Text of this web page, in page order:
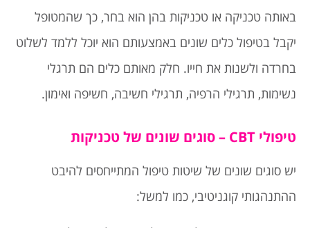
באותה טכניקה או טכניקות בהן הוא בחר, כך שהמטופל
יקבל בטיפול כלים שונים באמצעותם הוא יוכל ללמד לשלוט
בחרדה ולשנות את חייו. חלק מאותם כלים הם תרגלי
נשימות, תרגילי הרפיה, תרגילי חשיבה, חשיפה ואימון.
טיפולי CBT – סוגים שונים של טכניקות
יש סוגים שונים של שיטות טיפול המתייחסים להיבט
ההתנהגותי קוגניטיבי, כמו למשל: